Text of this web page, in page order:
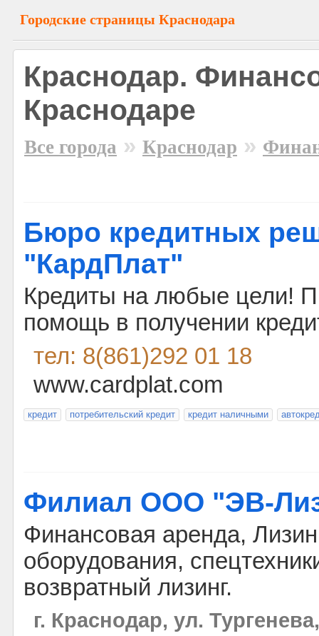
Городские страницы Краснодара
Краснодар.
Краснодаре
Все города » Краснодар »
Бюро кредитных
"КардПлат"
Кредиты на любые цели!
помощь в получении
тел: 8(861)292 01 18
www.cardplat.com
кредит потребительский кредит кредит наличными
Филиал ООО "ЭВ-
Финансовая аренда,
оборудования,
возвратный лизинг.
г. Краснодар, ул.